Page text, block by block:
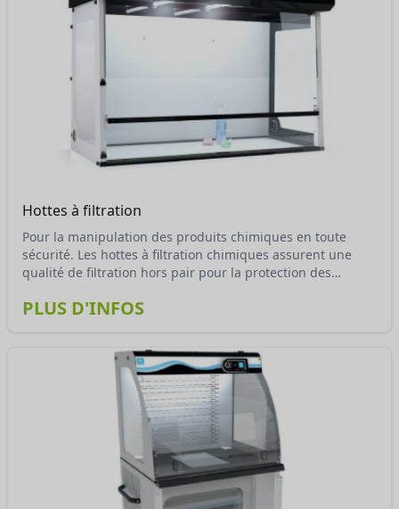
Hottes à filtration
Pour la manipulation des produits chimiques en toute
sécurité. Les hottes à filtration chimiques assurent une
qualité de filtration hors pair pour la protection des
ou d’extraction. 7 modèles en largeur de 780 à 1805 mm, et
PLUS D'INFOS